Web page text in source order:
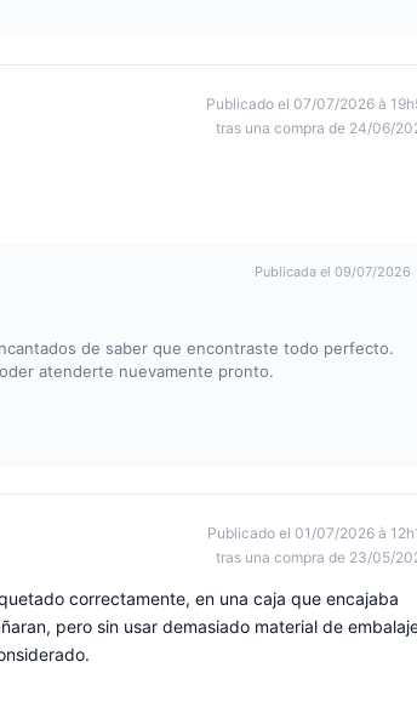
Publicado el 07/07/2026 à
tras una compra de 24/06/
Publicada el 09/07/2026
de saber que encontraste todo perfecto.
atenderte nuevamente pronto.
Publicado el 01/07/2026 à
tras una compra de 23/05/
correctamente, en una caja que encajaba
pero sin usar demasiado material de